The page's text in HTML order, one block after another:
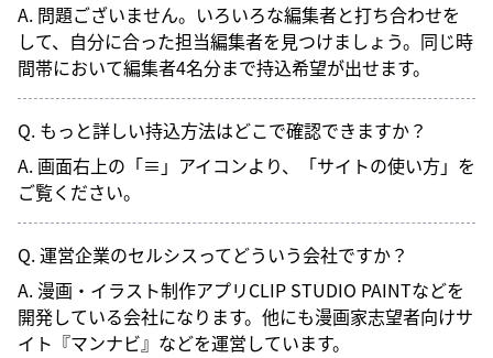
A. 問題ございません。いろいろな編集者と打ち合わせを
して、自分に合った担当編集者を見つけましょう。同じ時
間帯において編集者4名分まで持込希望が出せます。
Q. もっと詳しい持込方法はどこで確認できますか？
A. 画面右上の「≡」アイコンより、「サイトの使い方」を
ご覧ください。
Q. 運営企業のセルシスってどういう会社ですか？
A. 漫画・イラスト制作アプリCLIP STUDIO PAINTなどを
開発している会社になります。他にも漫画家志望者向けサ
イト『マンナビ』などを運営しています。